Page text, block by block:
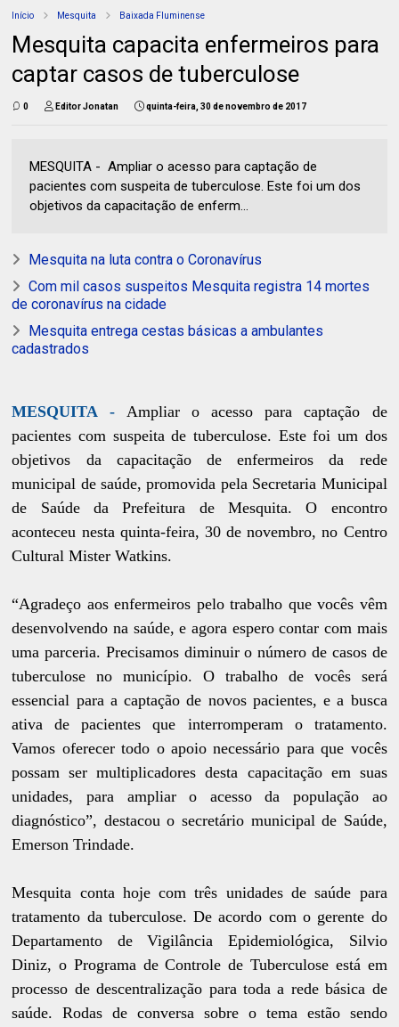
Início Mesquita Baixada Fluminense
Mesquita capacita enfermeiros para
captar casos de tuberculose
0 Editor Jonatan quinta-feira, 30 de novembro de 2017
MESQUITA - Ampliar o acesso para captação de
pacientes com suspeita de tuberculose. Este foi um dos
objetivos da capacitação de enferm...
Mesquita na luta contra o Coronavírus
Com mil casos suspeitos Mesquita registra 14 mortes
de coronavírus na cidade
Mesquita entrega cestas básicas a ambulantes
cadastrados
MESQUITA - Ampliar o acesso para captação de
pacientes com suspeita de tuberculose. Este foi um dos
objetivos da capacitação de enfermeiros da rede
municipal de saúde, promovida pela Secretaria Municipal
de Saúde da Prefeitura de Mesquita. O encontro
aconteceu nesta quinta-feira, 30 de novembro, no Centro
Cultural Mister Watkins.
“Agradeço aos enfermeiros pelo trabalho que vocês vêm
desenvolvendo na saúde, e agora espero contar com mais
uma parceria. Precisamos diminuir o número de casos de
tuberculose no município. O trabalho de vocês será
essencial para a captação de novos pacientes, e a busca
ativa de pacientes que interromperam o tratamento.
Vamos oferecer todo o apoio necessário para que vocês
possam ser multiplicadores desta capacitação em suas
unidades, para ampliar o acesso da população ao
diagnóstico”, destacou o secretário municipal de Saúde,
Emerson Trindade.
Mesquita conta hoje com três unidades de saúde para
tratamento da tuberculose. De acordo com o gerente do
Departamento de Vigilância Epidemiológica, Silvio
Diniz, o Programa de Controle de Tuberculose está em
processo de descentralização para toda a rede básica de
saúde. Rodas de conversa sobre o tema estão sendo